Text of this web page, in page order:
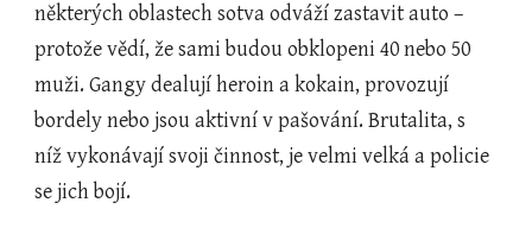
některých oblastech sotva odváží zastavit auto –
protože vědí, že sami budou obklopeni 40 nebo 50
muži. Gangy dealují heroin a kokain, provozují
bordely nebo jsou aktivní v pašování. Brutalita, s
níž vykonávají svoji činnost, je velmi velká a policie
se jich bojí.